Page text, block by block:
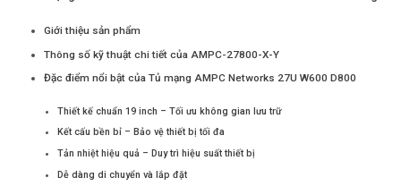
Giới thiệu sản phẩm
Thông số kỹ thuật chi tiết của AMPC-27800-X-Y
Đặc điểm nổi bật của Tủ mạng AMPC Networks 27U W600 D800
Thiết kế chuẩn 19 inch – Tối ưu không gian lưu trữ
Kết cấu bền bỉ – Bảo vệ thiết bị tối đa
Tản nhiệt hiệu quả – Duy trì hiệu suất thiết bị
Dễ dàng di chuyển và lắp đặt